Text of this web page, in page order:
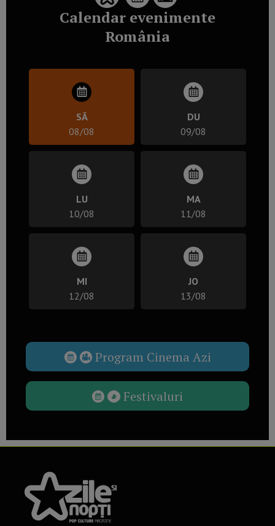
Calendar evenimente
România
SÂ
08/08
DU
09/08
LU
10/08
MA
11/08
MI
12/08
JO
13/08
Program Cinema Azi
Festivaluri